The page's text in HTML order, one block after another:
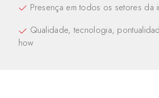
Presença em todos os setores da
Qualidade, tecnologia,
how